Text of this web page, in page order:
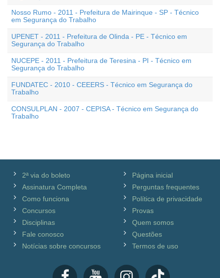
Nosso Rumo - 2011 - Prefeitura de Mairinque - SP - Técnico
em Segurança do Trabalho
UPENET - 2011 - Prefeitura de Olinda - PE - Técnico em
Segurança do Trabalho
NUCEPE - 2011 - Prefeitura de Teresina - PI - Técnico em
Segurança do Trabalho
FUNDATEC - 2010 - CEEERS - Técnico em Segurança do
Trabalho
CONSULPLAN - 2007 - CEPISA - Técnico em Segurança do
Trabalho
2ª via do boleto
Assinatura Completa
Como funciona
Concursos
Disciplinas
Fale conosco
Notícias sobre concursos
Página inicial
Perguntas frequentes
Política de privacidade
Provas
Quem somos
Questões
Termos de uso